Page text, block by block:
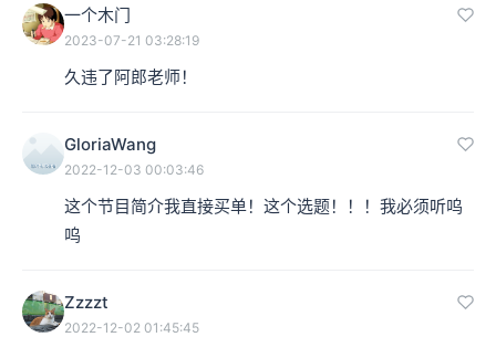
一个木门
2023-07-21 03:28:19
久违了阿郎老师！
GloriaWang
2022-12-03 00:03:46
这个节目简介我直接买单！这个选题！！！我必须听呜
呜
Zzzzt
2022-12-02 01:45:45